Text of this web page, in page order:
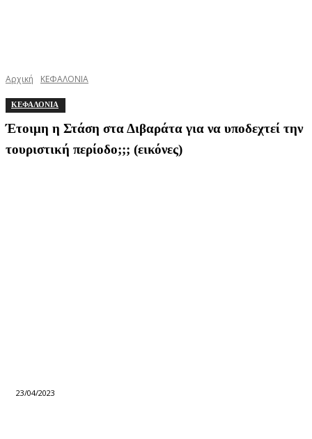
Αρχική ΚΕΦΑΛΟΝΙΑ
ΚΕΦΑΛΟΝΙΑ
Έτοιμη η Στάση στα Διβαράτα για να υποδεχτεί την
τουριστική περίοδο;;; (εικόνες)
23/04/2023